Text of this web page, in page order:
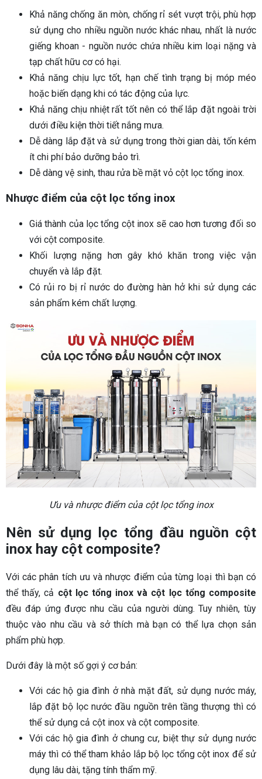
Khả năng chống ăn mòn, chống rỉ sét vượt trội, phù hợp
sử dụng cho nhiều nguồn nước khác nhau, nhất là nước
giếng khoan - nguồn nước chứa nhiều kim loại nặng và
tạp chất hữu cơ có hại.
Khả năng chịu lực tốt, hạn chế tình trạng bị móp méo
hoặc biến dạng khi có tác động của lực.
Khả năng chịu nhiệt rất tốt nên có thể lắp đặt ngoài trời
dưới điều kiện thời tiết nắng mưa.
Dễ dàng lắp đặt và sử dụng trong thời gian dài, tốn kém
ít chi phí bảo dưỡng bảo trì.
Dễ dàng vệ sinh, thau rửa bề mặt vỏ cột lọc tổng inox.
Nhược điểm của cột lọc tổng inox
Giá thành của lọc tổng cột inox sẽ cao hơn tương đối so
với cột composite.
Khối lượng nặng hơn gây khó khăn trong việc vận
chuyển và lắp đặt.
Có rủi ro bị rỉ nước do đường hàn hở khi sử dụng các
sản phẩm kém chất lượng.
Ưu và nhược điểm của cột lọc tổng inox
Nên sử dụng lọc tổng đầu nguồn cột
inox hay cột composite?
Với các phân tích ưu và nhược điểm của từng loại thì bạn có
thể thấy, cả cột lọc tổng inox và cột lọc tổng composite
đều đáp ứng được nhu cầu của người dùng. Tuy nhiên, tùy
thuộc vào nhu cầu và sở thích mà bạn có thể lựa chọn sản
phẩm phù hợp.
Dưới đây là một số gợi ý cơ bản:
Với các hộ gia đình ở nhà mặt đất, sử dụng nước máy,
lắp đặt bộ lọc nước đầu nguồn trên tầng thượng thì có
thể sử dụng cả cột inox và cột composite.
Với các hộ gia đình ở chung cư, biệt thự sử dụng nước
máy thì có thể tham khảo lắp bộ lọc tổng cột inox để sử
dụng lâu dài, tặng tính thẩm mỹ.